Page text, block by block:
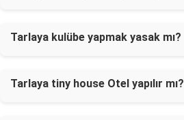
Tarlaya kulübe yapmak yasak mı?
Tarlaya tiny house Otel yapılır mı?